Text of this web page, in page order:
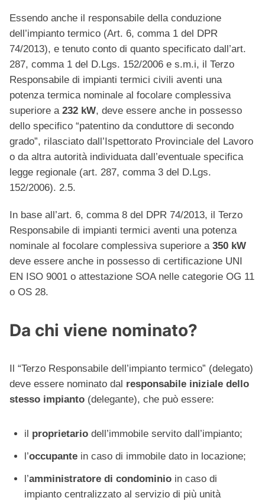
Essendo anche il responsabile della conduzione
dell’impianto termico (Art. 6, comma 1 del DPR
74/2013), e tenuto conto di quanto specificato dall’art.
287, comma 1 del D.Lgs. 152/2006 e s.m.i, il Terzo
Responsabile di impianti termici civili aventi una
potenza termica nominale al focolare complessiva
superiore a232 kW, deve essere anche in possesso
dello specifico “patentino da conduttore di secondo
grado”, rilasciato dall’Ispettorato Provinciale del Lavoro
o da altra autorità individuata dall’eventuale specifica
legge regionale (art. 287, comma 3 del D.Lgs.
152/2006). 2.5.
In base all’art. 6, comma 8 del DPR 74/2013, il Terzo
Responsabile di impianti termici aventi una potenza
nominale al focolare complessiva superiore a 350 kW
deve essere anche in possesso di certificazione UNI
EN ISO 9001 o attestazione SOA nelle categorie OG 11
o OS 28.
Da chi viene nominato?
Il “Terzo Responsabile dell’impianto termico” (delegato)
deve essere nominato dal responsabile iniziale dello
stesso impianto (delegante), che può essere:
il proprietario dell’immobile servito dall’impianto;
l’occupante in caso di immobile dato in locazione;
l’amministratore di condominio in caso di
impianto centralizzato al servizio di più unità